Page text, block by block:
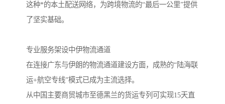
这种*的本土配送网络，为跨境物流的“最后一公里”提供
了坚实基础。
专业服务架设中伊物流通道
在连接广东与伊朗的物流通道建设方面，成熟的“陆海联
运+航空专线”模式已成为主流选择。
从中国主要商贸城市至德黑兰的货运专列可实现15天直